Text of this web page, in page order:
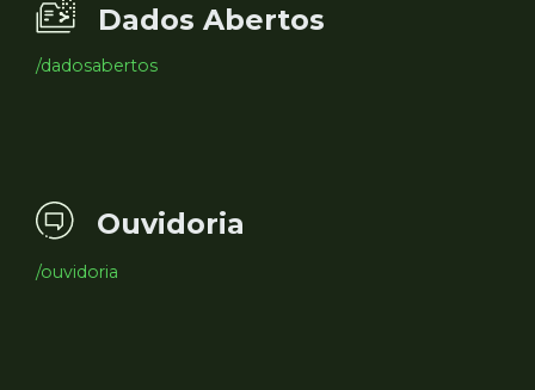
Dados Abertos
/dadosabertos
Ouvidoria
/ouvidoria